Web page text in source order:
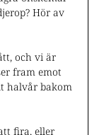
Hör av
och vi är
fram emot
halvår bakom
fira, eller